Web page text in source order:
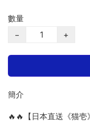
數量
−
+
簡介
🔥🔥【日本直送《猫壱